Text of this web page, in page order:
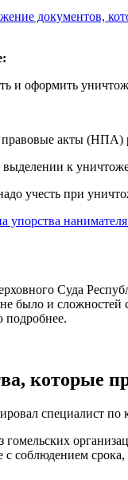
документов,
и оформить
акты (НПА)
выделении к
учесть при
упорства
Суда
было и сложностей
подробнее.
которые
специалист по
гомельских
с соблюдением